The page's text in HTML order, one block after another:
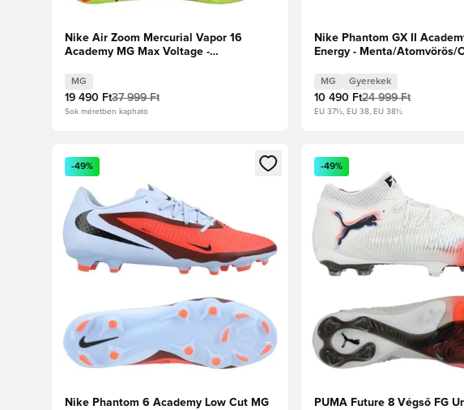
Nike Air Zoom Mercurial Vapor 16
Academy MG Max Voltage -
MG
19 490 Ft37 999 Ft
Sok méretben kapható
Nike Phantom GX II
Energy - Menta/Atomvörös/
MG Gyerekek
10 490 Ft24 999 Ft
EU 37½, EU 38, EU 38½
Megnyit egy modált a bejelentkezéshez vagy a tagként való
-49%
Nike Phantom 6 Academy Low Cut MG
Megnyit egy modált a
-49%
PUMA Future 8 Végső FG